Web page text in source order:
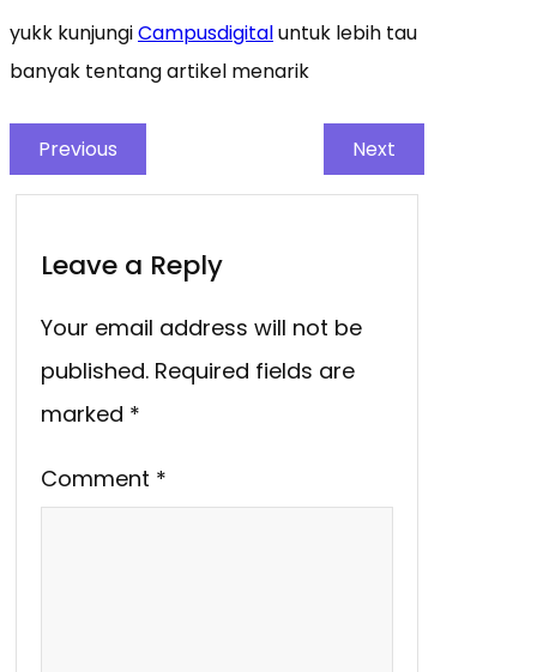
yukk kunjungiCampusdigitaluntuk lebih tau
banyak tentang artikel menarik
Previous Next
Leave a Reply
Your email address will not be
published. Required fields are
marked *
Comment *